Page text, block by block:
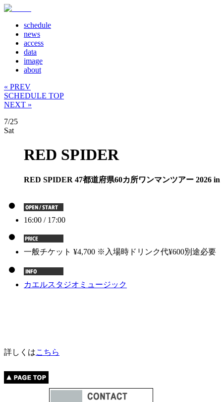
schedule
news
access
data
image
about
« PREV
SCHEDULE TOP
NEXT »
7/25
Sat
RED SPIDER
RED SPIDER 47都道府県60カ所ワンマンツアー 2026 in
16:00 / 17:00
一般チケット ¥4,700 ※入場時ドリンク代¥600別途必要
カエルスタジオミュージック
詳しくはこちら